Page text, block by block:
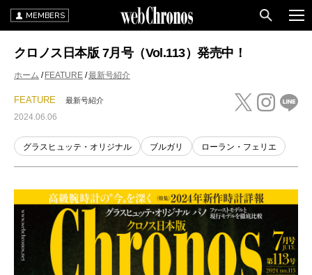
MEMBERS
クロノス日本版 7月号（Vol.113）発売中！
ホーム FEATURE 最新号紹介
FEATURE 最新号紹介
2024.06.06
グラスヒュッテ・オリジナル ブルガリ ローラン・フェリエ